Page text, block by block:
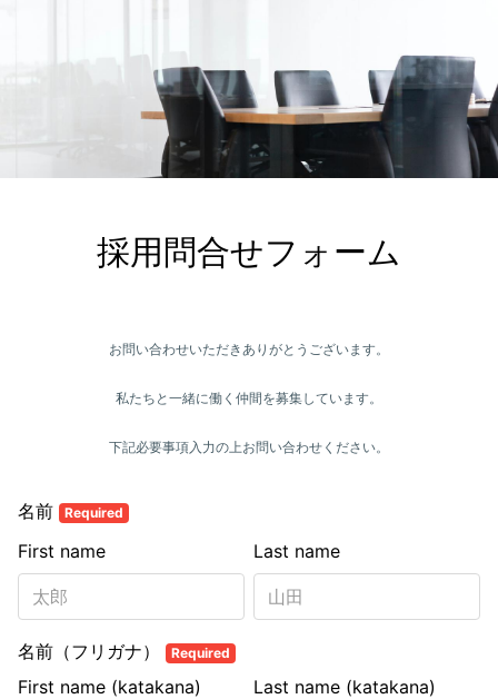
採用問合せフォーム
お問い合わせいただきありがとうございます。
私たちと一緒に働く仲間を募集しています。
下記必要事項入力の上お問い合わせください。
名前 Required
Last name
First name
名前（フリガナ） Required
Last name (katakana)
First name (katakana)